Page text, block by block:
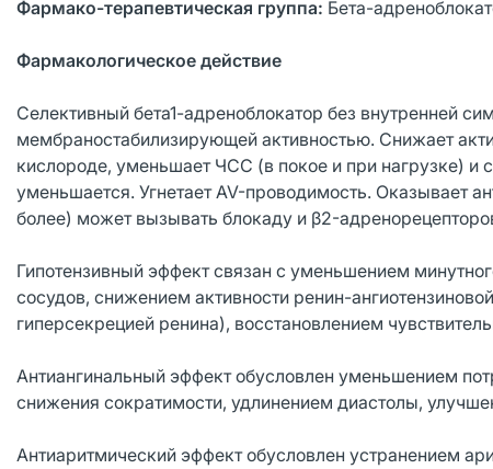
Фармако-терапевтическая группа: Бета-
Фармакологическое действие
Селективный бета1-адреноблокатор без внутренней
мембраностабилизирующей активностью. Снижает
кислороде, уменьшает ЧСС (в покое и при нагрузке)
уменьшается. Угнетает AV-проводимость. Оказывает
более) может вызывать блокаду и β2-
Гипотензивный эффект связан с уменьшением
сосудов, снижением активности ренин-
гиперсекрецией ренина), восстановлением
Антиангинальный эффект обусловлен уменьшением
снижения сократимости, удлинением диастолы,
Антиаритмический эффект обусловлен устранением